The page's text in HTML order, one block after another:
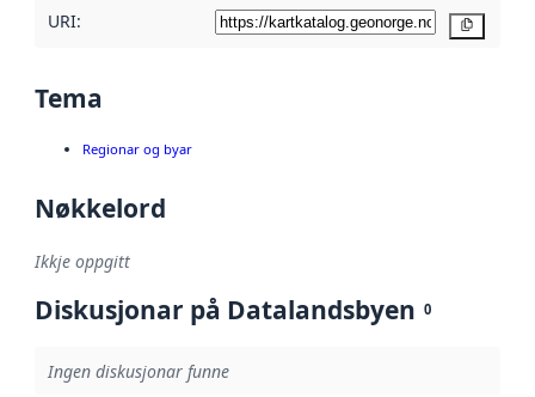
URI:
Tema
Regionar og byar
Nøkkelord
Ikkje oppgitt
Diskusjonar på Datalandsbyen 0
Ingen diskusjonar funne